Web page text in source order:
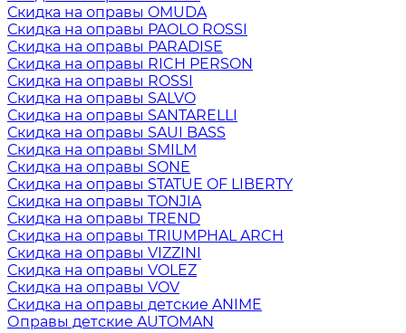
Скидка на оправы OMUDA
Скидка на оправы PAOLO ROSSI
Скидка на оправы PARADISE
Скидка на оправы RICH PERSON
Скидка на оправы ROSSI
Скидка на оправы SALVO
Скидка на оправы SANTARELLI
Скидка на оправы SAUI BASS
Скидка на оправы SMILM
Скидка на оправы SONE
Скидка на оправы STATUE OF LIBERTY
Скидка на оправы TONJIA
Скидка на оправы TREND
Скидка на оправы TRIUMPHAL ARCH
Скидка на оправы VIZZINI
Скидка на оправы VOLEZ
Скидка на оправы VOV
Скидка на оправы детские ANIME
Оправы детские AUTOMAN